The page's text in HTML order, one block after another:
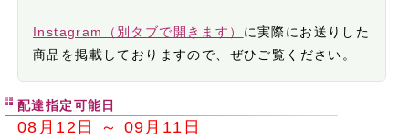
Instagram（別タブで開きます） に実際にお送りした
商品を掲載しておりますので、ぜひご覧ください。
配達指定可能日
08月12日 ～ 09月11日